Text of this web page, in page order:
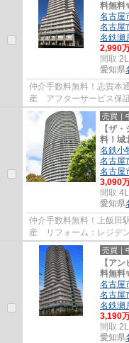
料無料
名古屋
名古屋
名鉄瀬
2,990
間取:
愛知県
仲介手数料無料！志賀本
産 アフターサービス保
売買｜
【ザ
料！城
名鉄小
名古屋
名古屋
3,090
間取:
愛知県
仲介手数料無料！上飯田
産 リフォーム：レジデ
売買｜
【ア
料無料
名古屋
名古屋
名鉄瀬
3,190
間取:
愛知県